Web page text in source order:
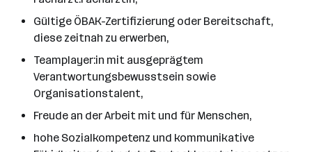
Gültige ÖBAK-Zertifizierung oder Bereitschaft,
diese zeitnah zu erwerben,
Teamplayer:in mit ausgeprägtem
Verantwortungsbewusstsein sowie
Organisationstalent,
Freude an der Arbeit mit und für Menschen,
hohe Sozialkompetenz und kommunikative